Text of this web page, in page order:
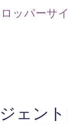
ッパーサ
ェン